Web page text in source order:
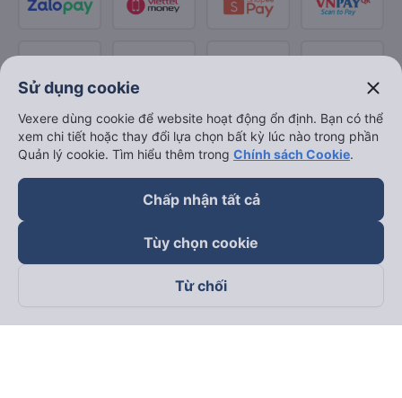
Theo dõi chúng tôi trên
Sử dụng cookie close
Vexere dùng cookie để website hoạt động ổn định. Bạn có thể
xem chi tiết hoặc thay đổi lựa chọn bất kỳ lúc nào trong phần
Quản lý cookie. Tìm hiểu thêm trong Chính sách Cookie.
Chấp nhận tất cả
Tùy chọn cookie
Từ chối